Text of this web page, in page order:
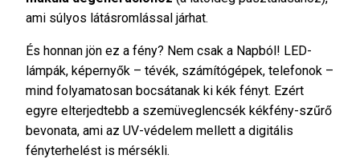
ami súlyos látásromlással járhat.
És honnan jön ez a fény? Nem csak a Napból! LED-
lámpák, képernyők – tévék, számítógépek, telefonok –
mind folyamatosan bocsátanak ki kék fényt. Ezért
egyre elterjedtebb a szemüveglencsék kékfény-szűrő
bevonata, ami az UV-védelem mellett a digitális
fényterhelést is mérsékli.